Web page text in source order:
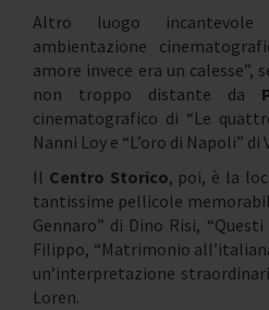
Altro luogo
ambientazione
amore invece era un calesse”,
non troppo distante da
cinematografico di “Le
Nanni Loy e “L’oro di Napoli”
Il Centro Storico, poi, è la
tantissime pellicole
Gennaro” di Dino Risi,
Filippo, “Matrimonio
un’interpretazione
Loren.